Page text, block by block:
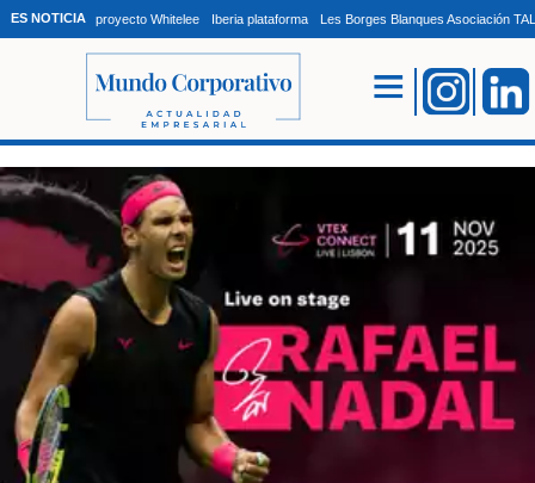
ES NOTICIA proyecto Whitelee Iberia plataforma Les Borges Blanques Asociación